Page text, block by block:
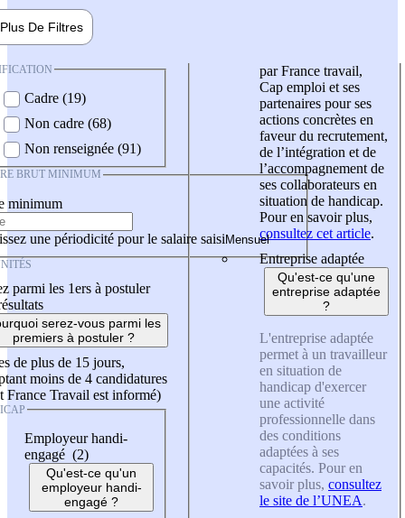
Plus De Filtres
Cadre (19)
Non cadre (68)
Non renseignée (91)
BRUT MINIMUM
minimum
une périodicité pour le salaire saisi
parmi les 1ers à postuler
serez-vous parmi les
premiers à postuler ?
de plus de 15 jours,
moins de 4 candidatures
France Travail est informé)
Employeur handi-
engagé (2)
Qu'est-ce qu'un
employeur handi-
engagé ?
par France travail,
Cap emploi et ses
partenaires pour ses
actions concrètes en
faveur du recrutement,
de l’intégration et de
l’accompagnement de
ses collaborateurs en
situation de handicap.
Pour en savoir plus,
consultez cet article.
Entreprise adaptée
Qu'est-ce qu'une
entreprise adaptée
?
L'entreprise adaptée
permet à un travailleur
en situation de
handicap d'exercer
une activité
professionnelle dans
des conditions
adaptées à ses
capacités. Pour en
savoir plus, consultez
le site de l’UNEA.